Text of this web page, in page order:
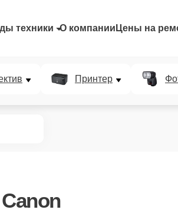
техники О компании Цены на
Принтер